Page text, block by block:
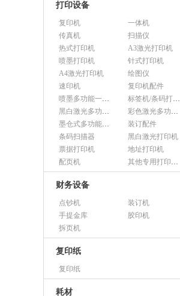
打印设备
复印机
一体机
传真机
扫描仪
热式打印机
A3激光打印机
喷墨打印机
针式打印机
A4激光打印机
绘图仪
速印机
复印机配件
喷墨多功能一体机
标签机/条码打印机
黑白激光多功能一体机
彩色激光多功能一体机
墨仓式多功能一体机
装订配件
条码扫描器
黑白激光打印机
票据打印机
地址打印机
配页机
其他专用打印设备
财务设备
点钞机
装订机
手提金库
胶印机
拆页机
复印纸
复印纸
耗材